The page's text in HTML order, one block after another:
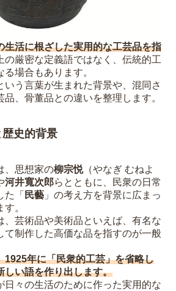
取に関するよくある質問（Q＆
？
ひび割れがある民芸品でも売
と買取価格は下がってしまい
コレクションをまとめて見て
生活に根ざした実用的な工芸品を指
の厳密な定義語ではなく、伝統的工
場合もあります。
いう言葉が生まれた背景や、混同さ
、骨董品との違いを整理します。
史的背景
、思想家の柳宗悦（やなぎ むねよ
河井寬次郎らとともに、民衆の日常
「 民藝 」の考え方を背景に広まっ
。
、芸術品や美術品といえば、有名な
て制作した高価な品を指すのが一般
1925年に「民衆的工芸」を省略し
しい語を作り出します。
日々の生活のために作った実用的な